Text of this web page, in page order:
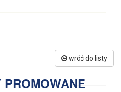
wróć do listy
PROMOWANE